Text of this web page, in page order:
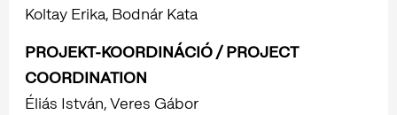
Koltay Erika, Bodnár Kata
PROJEKT-KOORDINÁCIÓ / PROJECT
COORDINATION
Éliás István, Veres Gábor